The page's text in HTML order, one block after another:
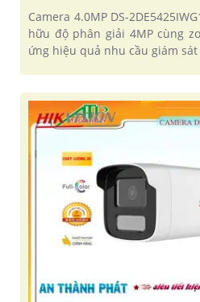
Camera 4.0MP DS-
hữu độ phân giải 4MP cùng
ứng hiệu quả nhu cầu giám